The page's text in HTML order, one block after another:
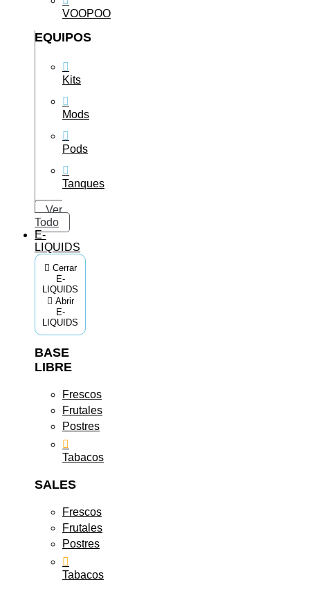
VOOPOO
EQUIPOS
Kits
Mods
Pods
Tanques
Ver
Todo
E-
LIQUIDS
Cerrar
E-
LIQUIDS
Abrir
E-
LIQUIDS
BASE
LIBRE
Frescos
Frutales
Postres
Tabacos
SALES
Frescos
Frutales
Postres
Tabacos